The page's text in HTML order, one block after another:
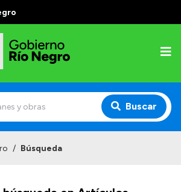
Buscar
/ Búsqueda